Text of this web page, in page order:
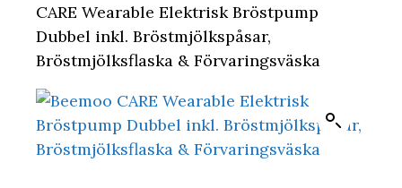
CARE Wearable Elektrisk Bröstpump
Dubbel inkl. Bröstmjölkspåsar,
Bröstmjölksflaska & Förvaringsväska